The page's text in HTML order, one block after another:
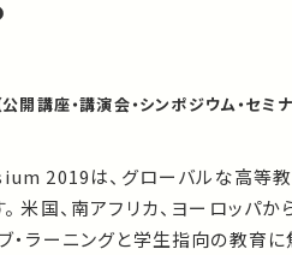
開講座・講演会・シンポジウム・セミナ
2019は、グローバルな高等
。 米国、南アフリカ、ヨーロッ
ブ・ラーニングと学生指向の教